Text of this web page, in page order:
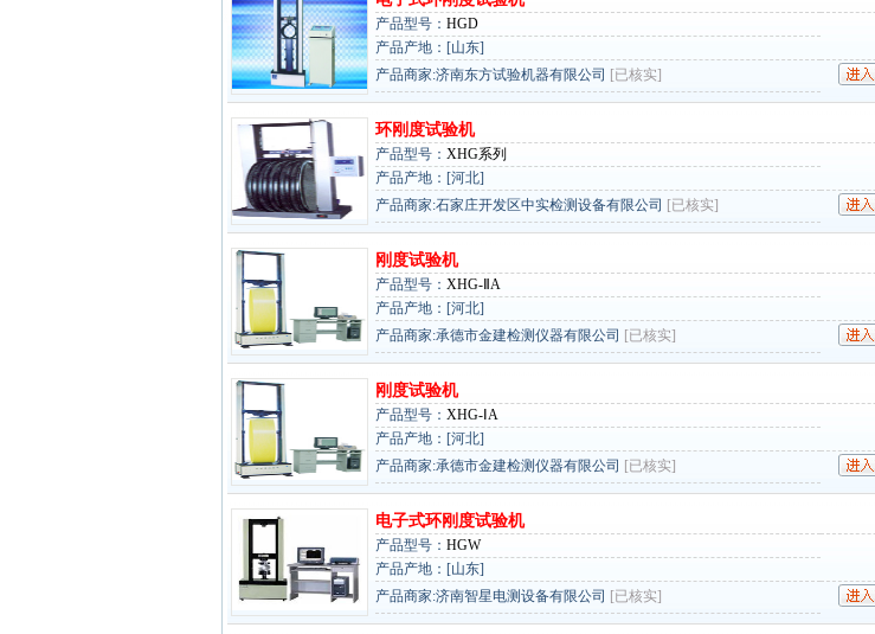
·蔡司和亿纬锂能达成战略合作
·大牌云集 买家升级 ——26
产品型号： HGD
产品产地：[山东]
产品商家:济南东方试验机器有限公司 [已核实]
环刚度试验机
产品型号： XHG系列
产品产地：[河北]
产品商家:石家庄开发区中实检测设备有限公司 [已核实]
刚度试验机
产品型号： XHG-ⅡA
产品产地：[河北]
产品商家:承德市金建检测仪器有限公司 [已核实]
刚度试验机
产品型号： XHG-ⅠA
产品产地：[河北]
产品商家:承德市金建检测仪器有限公司 [已核实]
电子式环刚度试验机
产品型号： HGW
产品产地：[山东]
产品商家:济南智星电测设备有限公司 [已核实]